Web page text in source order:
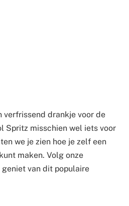
verfrissend drankje voor de
Spritz misschien wel iets voor
we je zien hoe je zelf een
maken. Volg onze
van dit populaire